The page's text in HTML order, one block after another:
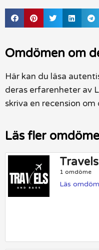
Omdömen om
Här kan du läsa
deras erfarenheter av
skriva en recension
Läs fler
1 omdöme
Läs